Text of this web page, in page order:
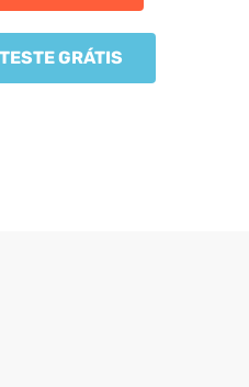
GRÁTIS